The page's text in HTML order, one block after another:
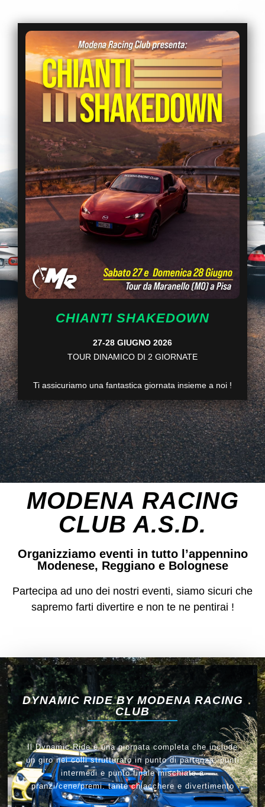
CHIANTI SHAKEDOWN
27-28 GIUGNO 2026
TOUR DINAMICO DI 2 GIORNATE
Ti assicuriamo una fantastica giornata insieme a noi !
MODENA RACING
CLUB A.S.D.
Organizziamo eventi in tutto l’appennino
Modenese, Reggiano e Bolognese
Partecipa ad uno dei nostri eventi, siamo sicuri che
sapremo farti divertire e non te ne pentirai !
DYNAMIC RIDE BY MODENA RACING
CLUB
Il Dynamic Ride è una giornata completa che include
un giro nei colli strutturato in punto di partenza, punti
intermedi e punto finale mischiato a
pranzi/cene/premi. tante chiacchere e divertimento